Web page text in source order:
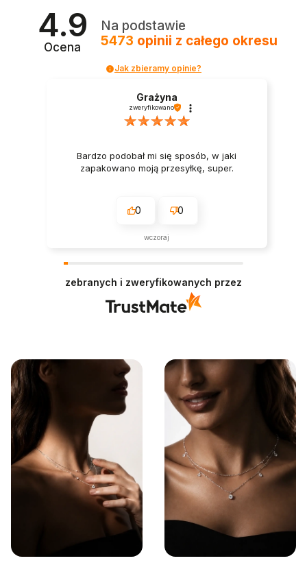
4.9
Ocena
Na podstawie
5473 opinii z całego okresu
Jak zbieramy opinie?
Grażyna
zweryfikowano
Bardzo podobał mi się sposób, w jaki
zapakowano moją przesyłkę, super.
0 0
wczoraj
zebranych i zweryfikowanych przez